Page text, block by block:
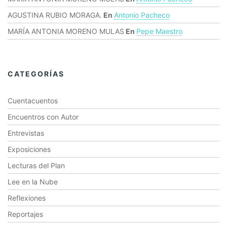
AGUSTINA RUBIO MORAGA. En Antonio Pacheco
MARÍA ANTONIA MORENO MULAS En Pepe Maestro
CATEGORÍAS
Cuentacuentos
Encuentros con Autor
Entrevistas
Exposiciones
Lecturas del Plan
Lee en la Nube
Reflexiones
Reportajes